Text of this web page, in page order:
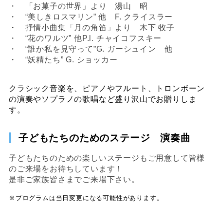
・ 「お菓子の世界」より 湯山 昭
・ “美しきロスマリン” 他 F. クライスラー
・ 抒情小曲集「月の角笛」より 木下 牧子
・ “花のワルツ” 他P.l. チャイコフスキー
・ “誰か私を見守って”G. ガーシュイン 他
・ “妖精たち” G. ショッカー
クラシック音楽を、ピアノやフルート、トロンボーン
の演奏やソプラノの歌唱など盛り沢山でお贈りしま
す。
子どもたちのためのステージ 演奏曲
子どもたちのための楽しいステージもご用意して皆様
のご来場をお待ちしています！
是非ご家族皆さまでご来場下さい。
※プログラムは当日変更になる可能性があります。